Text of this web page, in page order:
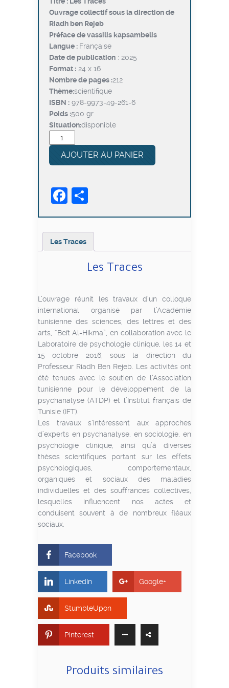
initial
était :
est :
Ouvrage collectif sous la direction de
Riadh ben Rejeb
Préface de vassilis kapsambelis
Langue : Française
Date de publication : 2025
Format : 24 x 16
Nombre de pages :212
Thème:scientifique
ISBN : 978-9973-49-261-6
Poids :500 gr
Situation:disponible
quantité
de
AJOUTER AU PANIER
Facebook
Les Traces
Les Traces
L’ouvrage réunit les travaux d’un colloque
international organisé par l’Académie
tunisienne des sciences, des lettres et des
arts, “Beït Al-Hikma”, en collaboration avec le
Laboratoire de psychologie clinique, les 14 et
15 octobre 2016, sous la direction du
Professeur Riadh Ben Rejeb. Les activités ont
été tenues avec le soutien de l’Association
tunisienne pour le développement de la
psychanalyse (ATDP) et l’Institut français de
Tunisie (IFT).
Les travaux s’intéressent aux approches
d’experts en psychanalyse, en sociologie, en
psychologie clinique, ainsi qu’à diverses
thèses scientifiques portant sur les effets
psychologiques, comportementaux,
organiques et sociaux des maladies
individuelles et des souffrances collectives,
lesquelles influencent nos actes et
conduisent souvent à de nombreux fléaux
sociaux.
Facebook
LinkedIn Google+
StumbleUpon
Pinterest
Produits similaires